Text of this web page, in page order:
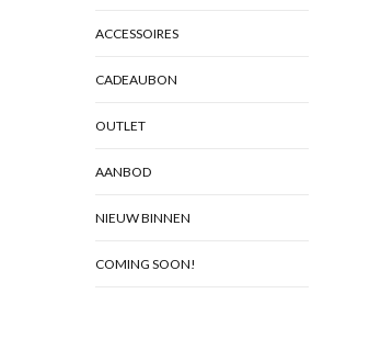
ACCESSOIRES
CADEAUBON
OUTLET
AANBOD
NIEUW BINNEN
COMING SOON!